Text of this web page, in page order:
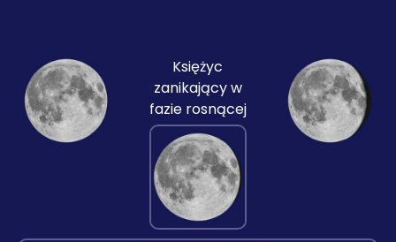
Księżyc
zanikający w
fazie rosnącej